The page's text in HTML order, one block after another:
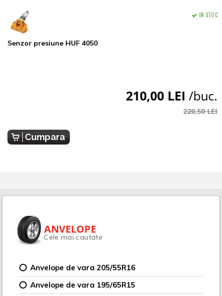
Senzor presiune HUF 4050
IN STOC
210,00 LEI /buc.
220,50 LEI
Cumpara
ANVELOPE
Cele mai cautate
Anvelope de vara 205/55R16
Anvelope de vara 195/65R15